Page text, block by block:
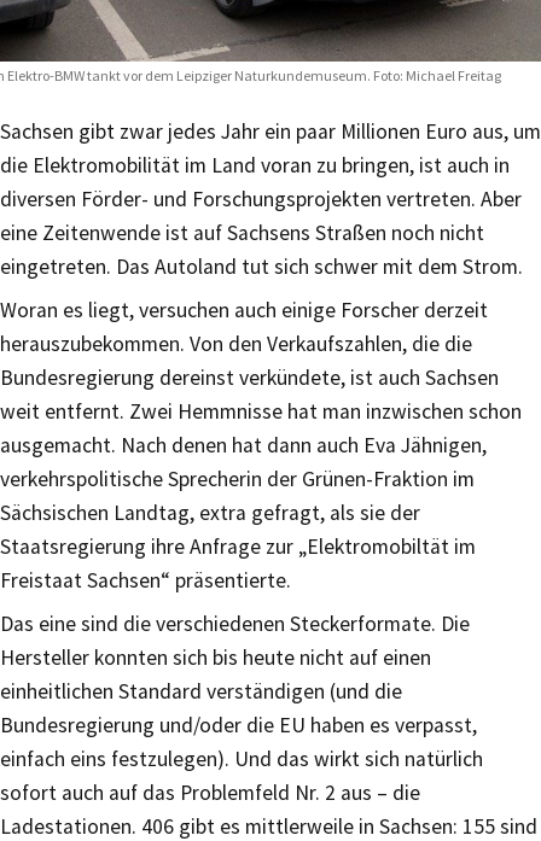
Elektro-BMW tankt vor dem Leipziger Naturkundemuseum. Foto: Michael Freitag
Sachsen gibt zwar jedes Jahr ein paar Millionen Euro aus, um
die Elektromobilität im Land voran zu bringen, ist auch in
diversen Förder- und Forschungsprojekten vertreten. Aber
eine Zeitenwende ist auf Sachsens Straßen noch nicht
eingetreten. Das Autoland tut sich schwer mit dem Strom.
Woran es liegt, versuchen auch einige Forscher derzeit
herauszubekommen. Von den Verkaufszahlen, die die
Bundesregierung dereinst verkündete, ist auch Sachsen
weit entfernt. Zwei Hemmnisse hat man inzwischen schon
ausgemacht. Nach denen hat dann auch Eva Jähnigen,
verkehrspolitische Sprecherin der Grünen-Fraktion im
Sächsischen Landtag, extra gefragt, als sie der
Staatsregierung ihre Anfrage zur „Elektromobiltät im
Freistaat Sachsen“ präsentierte.
Das eine sind die verschiedenen Steckerformate. Die
Hersteller konnten sich bis heute nicht auf einen
einheitlichen Standard verständigen (und die
Bundesregierung und/oder die EU haben es verpasst,
einfach eins festzulegen). Und das wirkt sich natürlich
sofort auch auf das Problemfeld Nr. 2 aus – die
Ladestationen. 406 gibt es mittlerweile in Sachsen: 155 sind